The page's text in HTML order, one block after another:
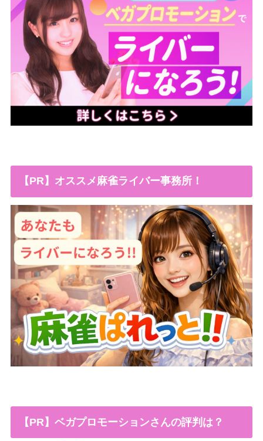
【PR】オススメ麻雀ライバー事務所！
【PR】ベガプロモーションさんの評判は？